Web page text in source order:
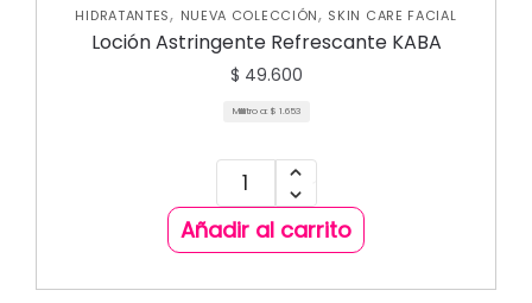
HIDRATANTES, NUEVA COLECCIÓN, SKIN CARE FACIAL
Loción Astringente Refrescante KABA
$ 49.600
Mililitro a: $ 1.653
Añadir al carrito